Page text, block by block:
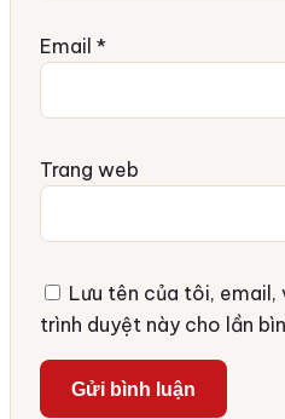
Email *
Trang web
Lưu tên của tôi,
trình duyệt này cho lần